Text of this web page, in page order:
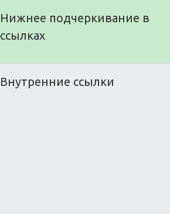
Нижнее подчеркивание в
ссылках
Внутренние ссылки